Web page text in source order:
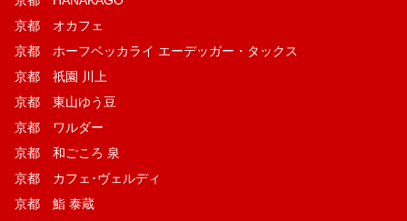
京都 オカフェ
京都 ホーフベッカライ エーデッガー・タックス
京都 祇園 川上
京都 東山ゆう豆
京都 ワルダー
京都 和ごころ 泉
京都 カフェ･ヴェルディ
京都 鮨 泰蔵